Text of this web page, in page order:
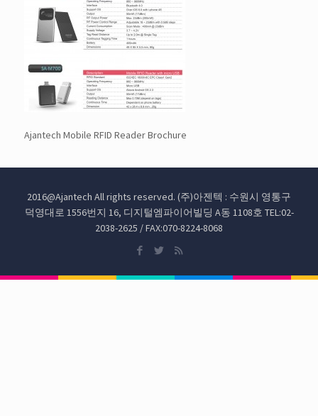
Ajantech Mobile RFID Reader Brochure
2016@Ajantech All rights reserved. (주)아젠텍 : 수원시 영통구
덕영대로 1556번지 16, 디지털엠파이어빌딩 A동 1108호 TEL:02-
2038-2625 / FAX:070-8224-8068